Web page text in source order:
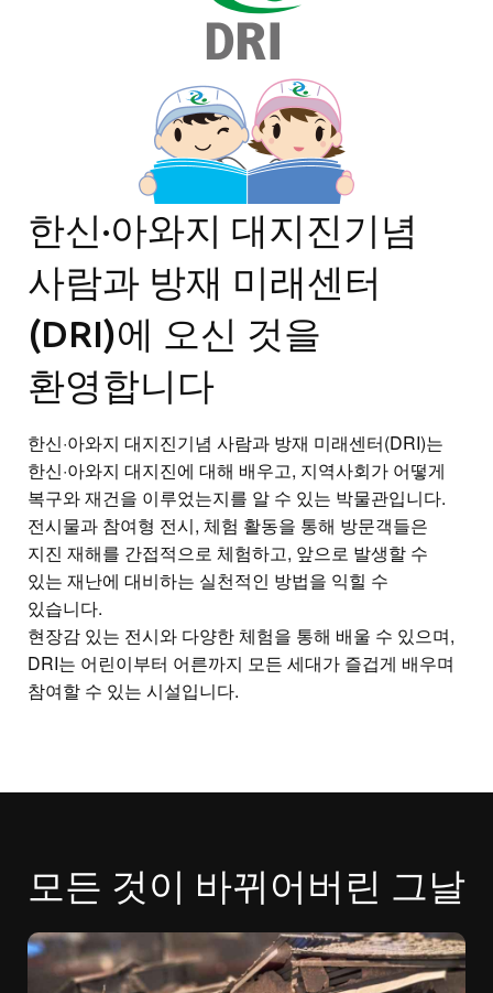
한신·아와지 대지진기념
사람과 방재 미래센터
(DRI)에 오신 것을
환영합니다
한신·아와지 대지진기념 사람과 방재 미래센터(DRI)는
한신·아와지 대지진에 대해 배우고, 지역사회가 어떻게
복구와 재건을 이루었는지를 알 수 있는 박물관입니다.
전시물과 참여형 전시, 체험 활동을 통해 방문객들은
지진 재해를 간접적으로 체험하고, 앞으로 발생할 수
있는 재난에 대비하는 실천적인 방법을 익힐 수
있습니다.
현장감 있는 전시와 다양한 체험을 통해 배울 수 있으며,
DRI는 어린이부터 어른까지 모든 세대가 즐겁게 배우며
참여할 수 있는 시설입니다.
모든 것이 바뀌어버린 그날